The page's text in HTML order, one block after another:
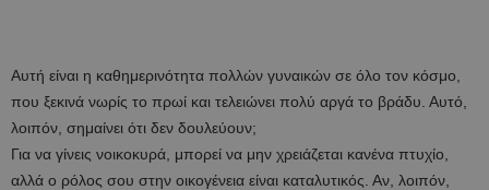
Αυτή είναι η καθημερινότητα πολλών γυναικών σε όλο τον κόσμο,
που ξεκινά νωρίς το πρωί και τελειώνει πολύ αργά το βράδυ. Αυτό,
λοιπόν, σημαίνει ότι δεν δουλεύουν;
Για να γίνεις νοικοκυρά, μπορεί να μην χρειάζεται κανένα πτυχίο,
αλλά ο ρόλος σου στην οικογένεια είναι καταλυτικός. Αν, λοιπόν,